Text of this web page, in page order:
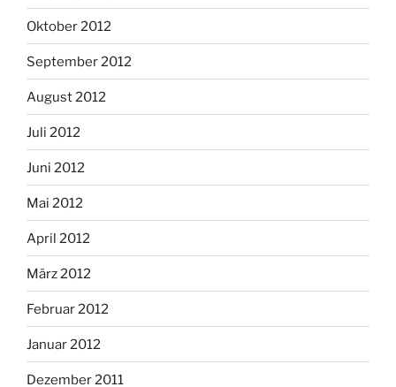
Oktober 2012
September 2012
August 2012
Juli 2012
Juni 2012
Mai 2012
April 2012
März 2012
Februar 2012
Januar 2012
Dezember 2011